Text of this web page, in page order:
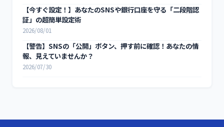
【今すぐ設定！】あなたのSNSや銀行口座を守る「二段階認
証」の超簡単設定術
2026/08/01
【警告】SNSの「公開」ボタン、押す前に確認！あなたの情
報、見えていませんか？
2026/07/30